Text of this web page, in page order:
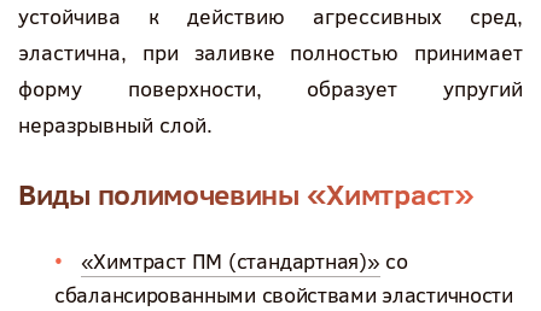
устойчива к действию агрессивных сред,
эластична, при заливке полностью принимает
форму поверхности, образует упругий
неразрывный слой.
Виды полимочевины «Химтраст»
«Химтраст ПМ (стандартная)» со
сбалансированными свойствами эластичности